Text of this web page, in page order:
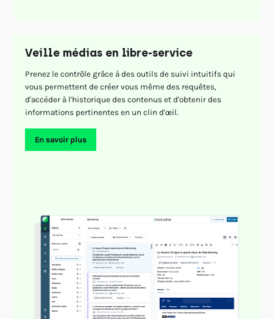
Veille médias en libre-service
Prenez le contrôle grâce à des outils de suivi intuitifs qui
vous permettent de créer vous même des requêtes,
d'accéder à l'historique des contenus et d'obtenir des
informations pertinentes en un clin d'œil.
En savoir plus